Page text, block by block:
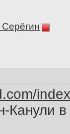
Канули